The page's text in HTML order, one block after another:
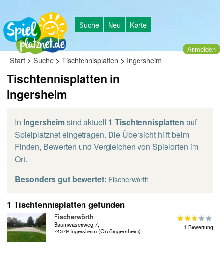
Suche Neu Karte
Anmelden
Start > Suche > Tischtennisplatten > Ingersheim
Tischtennisplatten in
Ingersheim
In Ingersheimsind aktuell 1 Tischtennisplatten auf
Spielplatznet eingetragen. Die Übersicht hilft beim
Finden, Bewerten und Vergleichen von Spielorten im
Ort.
Besonders gut bewertet: Fischerwörth
1 Tischtennisplatten gefunden
Fischerwörth
Baumwasenweg 7,
74379 Ingersheim (Großingersheim)
1 Bewertung